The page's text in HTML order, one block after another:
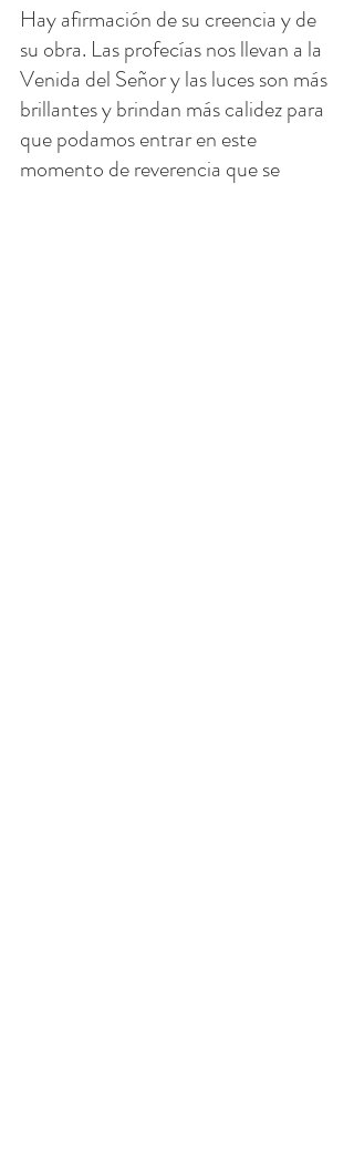
Hay afirmación de su creencia y de
su obra. Las profecías nos llevan a la
Venida del Señor y las luces son más
brillantes y brindan más calidez para
que podamos entrar en este
momento de reverencia que se